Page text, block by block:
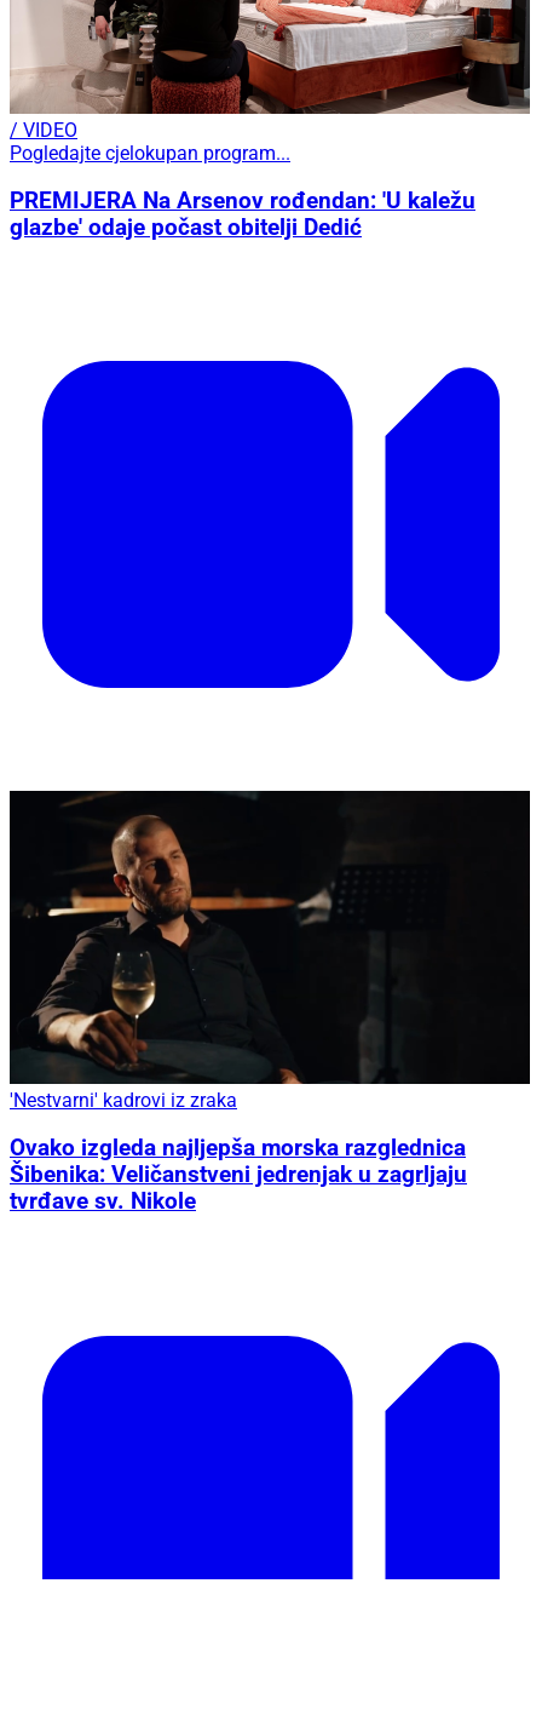
/ VIDEO
Pogledajte cjelokupan program...
PREMIJERA Na Arsenov rođendan: 'U kaležu
glazbe' odaje počast obitelji Dedić
'Nestvarni' kadrovi iz zraka
Ovako izgleda najljepša morska razglednica
Šibenika: Veličanstveni jedrenjak u zagrljaju
tvrđave sv. Nikole